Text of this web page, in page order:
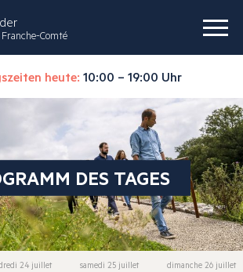
Comté
heute: 10:00 – 19:00 Uhr
DES TAGES
24 juillet samedi 25 juillet dimanche 26 juillet